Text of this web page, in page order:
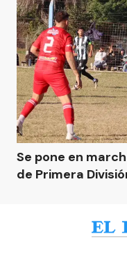
Se pone en
de Primera